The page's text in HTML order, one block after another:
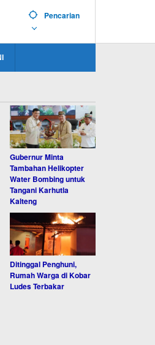
Pencarian
Gubernur Minta
Tambahan Helikopter
Water Bombing untuk
Tangani Karhutla
Kalteng
Ditinggal Penghuni,
Rumah Warga di Kobar
Ludes Terbakar